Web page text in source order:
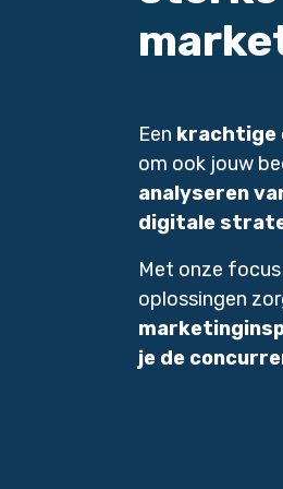
Een krachtige
om ook jouw
analyseren
digitale
Met onze
oplossingen
je de